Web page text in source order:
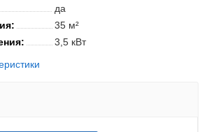
да
35 м²
3,5 кВт